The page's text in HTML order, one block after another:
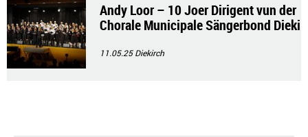
Andy Loor – 10 Joer Dirigent vun der
Chorale Municipale Sängerbond Dieki
11.05.25Diekirch